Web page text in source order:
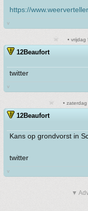
https://
v
•
12Beaufort
twitter
v
•
12Beaufort
Kans op grondvorst in
twitter
v
▼